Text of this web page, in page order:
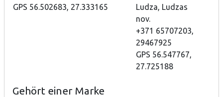
GPS 56.502683, 27.333165
Ludza, Ludzas
nov.
+371 65707203,
29467925
GPS 56.547767,
27.725188
Gehört einer Marke